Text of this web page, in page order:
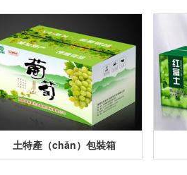
土特產（chǎn）包裝箱